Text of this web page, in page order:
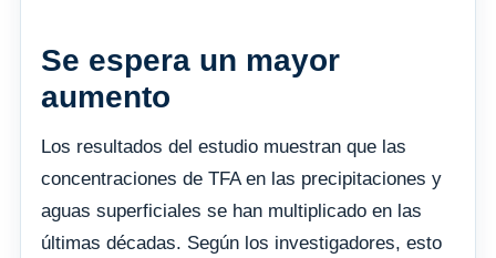
Se espera un mayor
aumento
Los resultados del estudio muestran que las
concentraciones de TFA en las precipitaciones y
aguas superficiales se han multiplicado en las
últimas décadas. Según los investigadores, esto